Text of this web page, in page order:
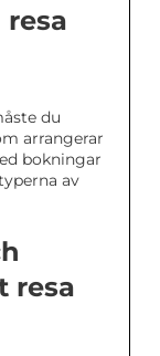
du
arrangerar
bokningar
av
resa